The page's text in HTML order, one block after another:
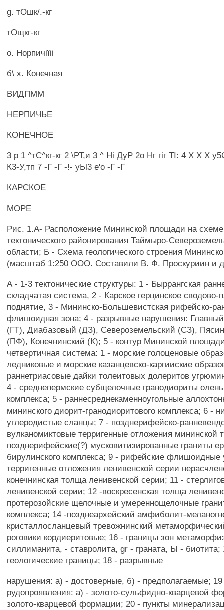
g. тОшк/.-кг
тОщкг-кг
о. Норпичіїіі
б\ х. Конечная
ВИДПММ
НЕРПИЧЬЕ
КОНЕЧНОЕ
3 р 1 ^тС^кг-кг 2 \РТ,и 3 ^ Ні ДуР 2о Нг гіг ТІ: 4 X X X
К3-У,тп 7 -Г -Г -!- уЫ3 е'о -Г -Г
КАРСКОЕ
МОРЕ
Рис. 1.А- Расположение Мининской площади на схеме
тектонического районирования Таймыро-
области; Б - Схема геологического строения
(масштаб 1:250 ООО. Составили В. Ф. Проскуриин и
А - 1-3 тектонические структуры: 1 - Быррангская
складчатая система, 2 - Карское герцинское сводово-
поднятие, 3 - Мининско-Большевистская рифейско-
флишоидная зона; 4 - разрывные нарушения:
(ГТ), Диабазовый (ДЗ), Североземельский (СЗ),
(ПФ), Конечнинский (К); 5 - контур Мининской
четвертичная система: 1 - морские голоценовые
ледниковые и морские казанцевско-каргииские
раннетриасовые дайки толеитовых долеритов
4 - среднепермские субщелочные гранодиориты
комплекса; 5 - раннесреднекаменноугольные
мининского диорит-гранодиоритового комплекса; 6 -
углеродистые сланцы; 7 - позднерифейско-
вулканомиктовые терригенные отложения мининской
позднерифейские(?) мусковитизированные граниты
бирулинского комплекса; 9 - рифейские флишоидные
терригенные отложения ленивенской серии
конечнинская толща ленивенской серии; 11 -
ленивенской серии; 12 -воскресенская толща
протерозойские щелочные и умереннощелочные
комплекса; 14 -позднеархейский амфиболит-
кристаллосланцевый тревожнинский
роговики кордиеритовые; 16 - границы зон
силлиманита, - ставролита, gr - граната, Ы - биотита;
геологические границы; 18 - разрывные
нарушения: а) - достоверные, б) - предполагаемые;
рудопроявления: а) - золото-сульфидно-кварцевой
золото-кварцевой формации; 20 - пункты